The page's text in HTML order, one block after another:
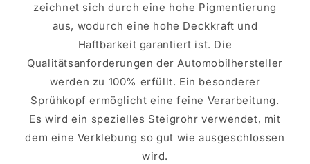
zeichnet sich durch eine hohe Pigmentierung
aus, wodurch eine hohe Deckkraft und
Haftbarkeit garantiert ist. Die
Qualitätsanforderungen der Automobilhersteller
werden zu 100% erfüllt. Ein besonderer
Sprühkopf ermöglicht eine feine Verarbeitung.
Es wird ein spezielles Steigrohr verwendet, mit
dem eine Verklebung so gut wie ausgeschlossen
wird.